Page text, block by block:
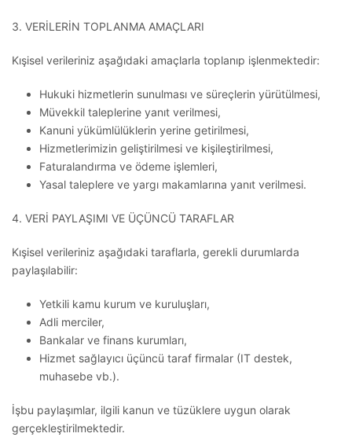
3. VERİLERİN TOPLANMA AMAÇLARI
Kışisel verileriniz aşağıdaki amaçlarla toplanıp işlenmektedir:
Hukuki hizmetlerin sunulması ve süreçlerin yürütülmesi,
Müvekkil taleplerine yanıt verilmesi,
Kanuni yükümlülüklerin yerine getirilmesi,
Hizmetlerimizin geliştirilmesi ve kişileştirilmesi,
Faturalandırma ve ödeme işlemleri,
Yasal taleplere ve yargı makamlarına yanıt verilmesi.
4. VERİ PAYLAŞIMI VE ÜÇÜNCÜ TARAFLAR
Kışisel verileriniz aşağıdaki taraflarla, gerekli durumlarda
paylaşılabilir:
Yetkili kamu kurum ve kuruluşları,
Adli merciler,
Bankalar ve finans kurumları,
Hizmet sağlayıcı üçüncü taraf firmalar (IT destek,
muhasebe vb.).
İşbu paylaşımlar, ilgili kanun ve tüzüklere uygun olarak
gerçekleştirilmektedir.